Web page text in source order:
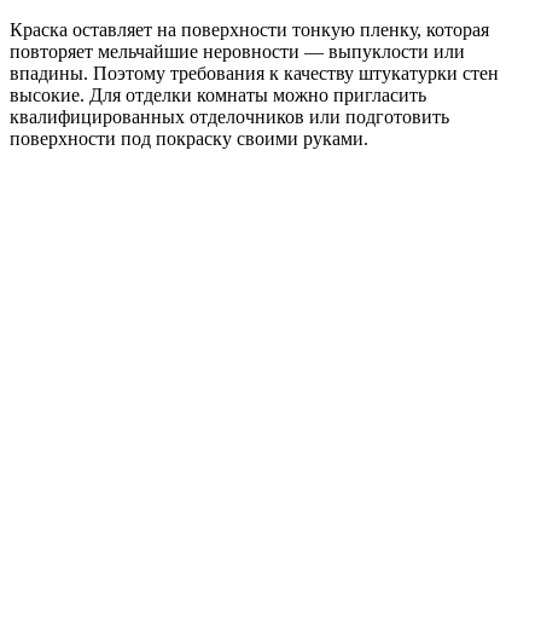
Краска оставляет на поверхности тонкую пленку, которая
повторяет мельчайшие неровности — выпуклости или
впадины. Поэтому требования к качеству штукатурки стен
высокие. Для отделки комнаты можно пригласить
квалифицированных отделочников или подготовить
поверхности под покраску своими руками.